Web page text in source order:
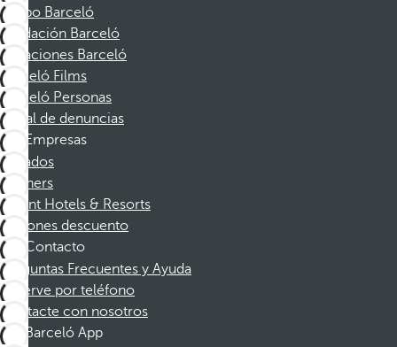
Grupo Barceló
Fundación Barceló
Vacaciones Barceló
Barceló Films
Barceló Personas
Canal de denuncias
Empresas
Afiliados
Partners
Dorint Hotels & Resorts
Cupones descuento
Contacto
Preguntas Frecuentes y Ayuda
Reserve por teléfono
Contacte con nosotros
Barceló App